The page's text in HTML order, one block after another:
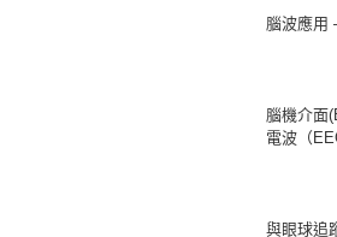
腦波應用
腦機介面
電波（
與眼球追